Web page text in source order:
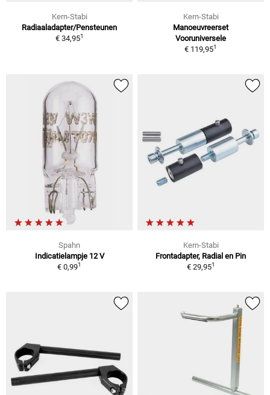
Kern-Stabi
Radiaaladapter/Pensteunen
€ 34,951
Kern-Stabi
Manoeuvreerset
Vooruniversele
€ 119,951
Spahn
Indicatielampje 12 V
€ 0,991
Kern-Stabi
Frontadapter, Radial en Pin
€ 29,951